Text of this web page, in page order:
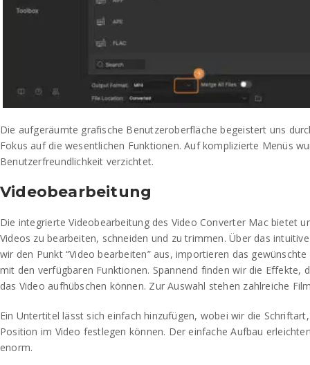
Die aufgeräumte grafische Benutzeroberfläche begeistert uns
Fokus auf die wesentlichen Funktionen. Auf komplizierte Menüs
Benutzerfreundlichkeit verzichtet.
Videobearbeitung
Die integrierte Videobearbeitung des Video Converter Mac bietet
Videos zu bearbeiten, schneiden und zu trimmen. Über das
wir den Punkt “Video bearbeiten” aus, importieren das
mit den verfügbaren Funktionen. Spannend finden wir die Effekte,
das Video aufhübschen können. Zur Auswahl stehen zahlreiche
Ein Untertitel lässt sich einfach hinzufügen, wobei wir die
Position im Video festlegen können. Der einfache Aufbau
enorm.